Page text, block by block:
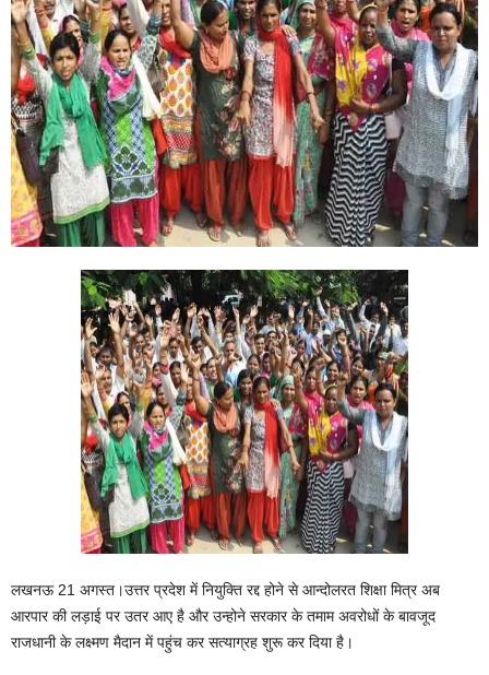
लखनऊ 21 अगस्त।उत्तर प्रदेश में नियुक्ति रद्द होने से आन्दोलरत शिक्षा मित्र अब
आरपार की लड़ाई पर उतर आए है और उन्होने सरकार के तमाम अवरोधों के बावजूद
राजधानी के लक्ष्मण मैदान में पहुंच कर सत्याग्रह शुरू कर दिया है।